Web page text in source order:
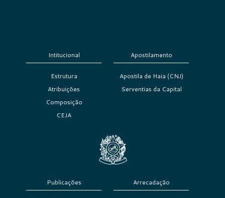
Intitucional
Estrutura
Atribuições
Composição
CEJA
Apostilamento
Apostila de Haia (CNJ)
Serventias da Capital
Publicações Arrecadação